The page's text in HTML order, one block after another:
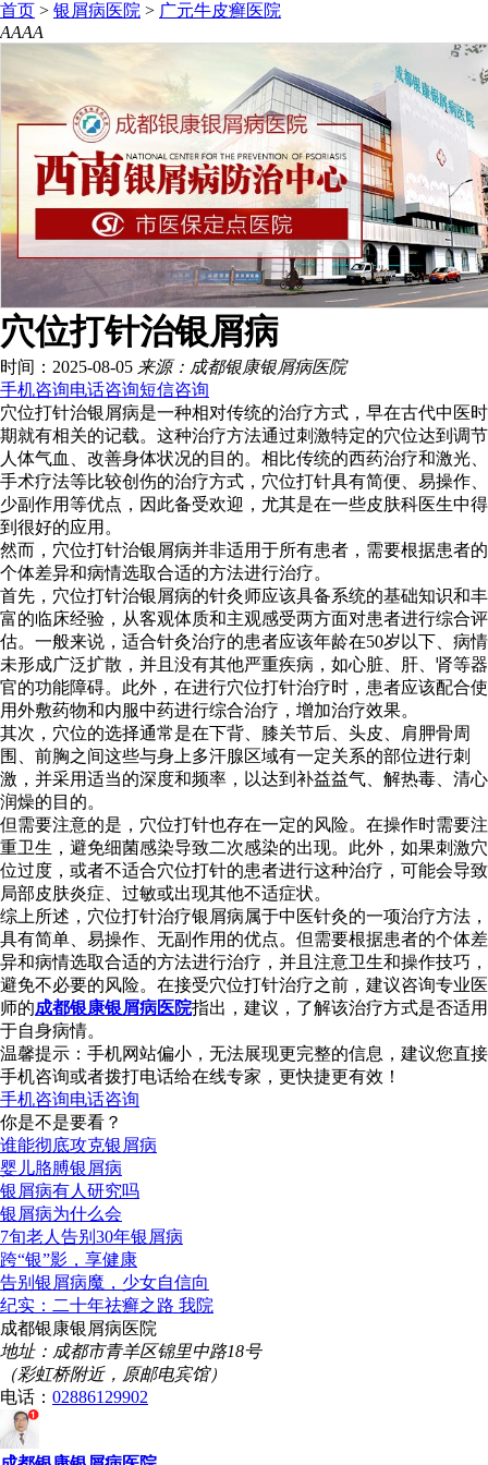
首页 > 银屑病医院 > 广元牛皮癣医院
AAAA
穴位打针治银屑病
时间：2025-08-05 来源：成都银康银屑病医院
手机咨询电话咨询短信咨询
穴位打针治银屑病是一种相对传统的治疗方式，早在古代中医时
期就有相关的记载。这种治疗方法通过刺激特定的穴位达到调节
人体气血、改善身体状况的目的。相比传统的西药治疗和激光、
手术疗法等比较创伤的治疗方式，穴位打针具有简便、易操作、
少副作用等优点，因此备受欢迎，尤其是在一些皮肤科医生中得
到很好的应用。
然而，穴位打针治银屑病并非适用于所有患者，需要根据患者的
个体差异和病情选取合适的方法进行治疗。
首先，穴位打针治银屑病的针灸师应该具备系统的基础知识和丰
富的临床经验，从客观体质和主观感受两方面对患者进行综合评
估。一般来说，适合针灸治疗的患者应该年龄在50岁以下、病情
未形成广泛扩散，并且没有其他严重疾病，如心脏、肝、肾等器
官的功能障碍。此外，在进行穴位打针治疗时，患者应该配合使
用外敷药物和内服中药进行综合治疗，增加治疗效果。
其次，穴位的选择通常是在下背、膝关节后、头皮、肩胛骨周
围、前胸之间这些与身上多汗腺区域有一定关系的部位进行刺
激，并采用适当的深度和频率，以达到补益益气、解热毒、清心
润燥的目的。
但需要注意的是，穴位打针也存在一定的风险。在操作时需要注
重卫生，避免细菌感染导致二次感染的出现。此外，如果刺激穴
位过度，或者不适合穴位打针的患者进行这种治疗，可能会导致
局部皮肤炎症、过敏或出现其他不适症状。
综上所述，穴位打针治疗银屑病属于中医针灸的一项治疗方法，
具有简单、易操作、无副作用的优点。但需要根据患者的个体差
异和病情选取合适的方法进行治疗，并且注意卫生和操作技巧，
避免不必要的风险。在接受穴位打针治疗之前，建议咨询专业医
师的成都银康银屑病医院指出，建议，了解该治疗方式是否适用
于自身病情。
温馨提示：手机网站偏小，无法展现更完整的信息，建议您直接
手机咨询或者拨打电话给在线专家，更快捷更有效！
手机咨询电话咨询
你是不是要看？
谁能彻底攻克银屑病
婴儿胳膊银屑病
银屑病有人研究吗
银屑病为什么会
7旬老人告别30年银屑病
跨“银”影，享健康
告别银屑病魔，少女自信向
纪实：二十年祛癣之路 我院
成都银康银屑病医院
地址：成都市青羊区锦里中路18号
（彩虹桥附近，原邮电宾馆）
电话： 02886129902